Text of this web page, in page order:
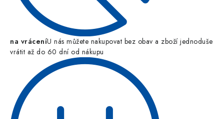
na vráceníU nás můžete nakupovat bez obav a zboží jednoduše
vrátit až do 60 dní od nákupu